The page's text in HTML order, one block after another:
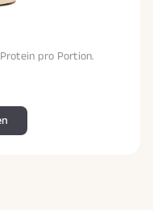
pro Portion.